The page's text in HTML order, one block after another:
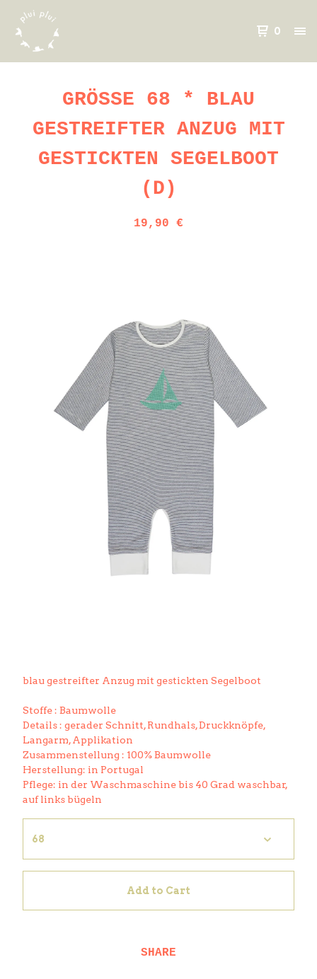
0
GRÖSSE 68 * BLAU
GESTREIFTER ANZUG MIT
GESTICKTEN SEGELBOOT
(D)
19,90 €
blau gestreifter Anzug mit gestickten Segelboot
Stoffe : Baumwolle
Details : gerader Schnitt, Rundhals, Druckknöpfe,
Langarm, Applikation
Zusammenstellung : 100% Baumwolle
Herstellung: in Portugal
Pflege: in der Waschmaschine bis 40 Grad waschbar,
auf links bügeln
Add to Cart
SHARE